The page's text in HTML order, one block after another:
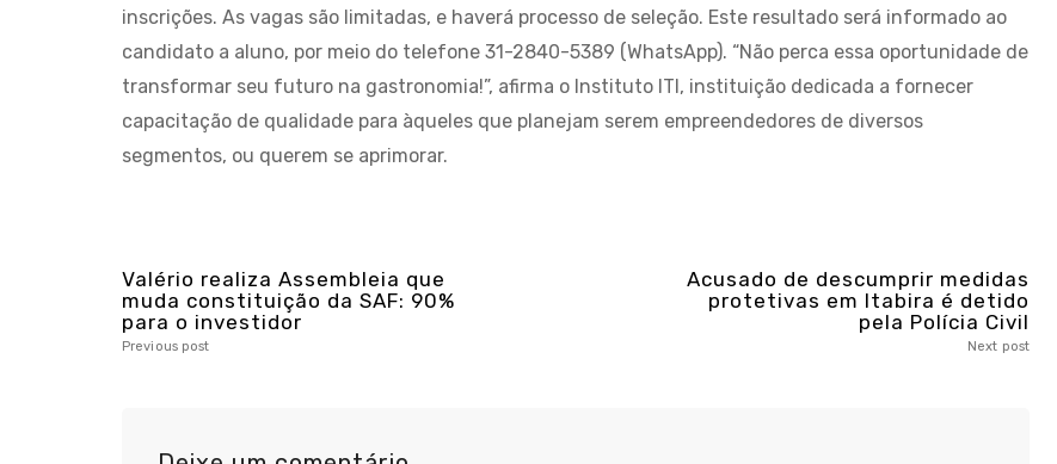
inscrições. As vagas são limitadas, e haverá processo de seleção. Este resultado será informado ao
candidato a aluno, por meio do telefone 31-2840-5389 (WhatsApp). “Não perca essa oportunidade de
transformar seu futuro na gastronomia!”, afirma o Instituto ITI, instituição dedicada a fornecer
capacitação de qualidade para àqueles que planejam serem empreendedores de diversos
segmentos, ou querem se aprimorar.
Valério realiza Assembleia que
muda constituição da SAF: 90%
para o investidor
Previous post
Acusado de descumprir medidas
protetivas em Itabira é detido
pela Polícia Civil
Next post